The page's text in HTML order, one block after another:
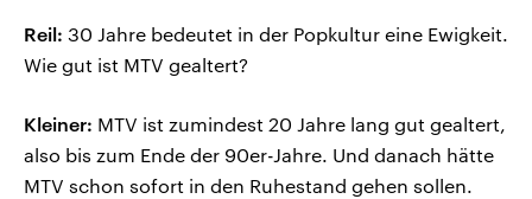
Reil: 30 Jahre bedeutet in der Popkultur eine Ewigkeit.
Wie gut ist MTV gealtert?
Kleiner: MTV ist zumindest 20 Jahre lang gut gealtert,
also bis zum Ende der 90er-Jahre. Und danach hätte
MTV schon sofort in den Ruhestand gehen sollen.